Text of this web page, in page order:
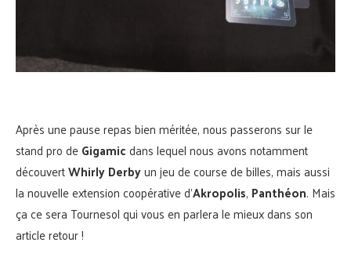
Après une pause repas bien méritée, nous passerons sur le
stand pro deGigamicdans lequel nous avons notamment
découvertWhirly Derbyun jeu de course de billes, mais aussi
la nouvelle extension coopérative d’Akropolis, Panthéon. Mais
ça ce sera Tournesol qui vous en parlera le mieux dans son
article retour !